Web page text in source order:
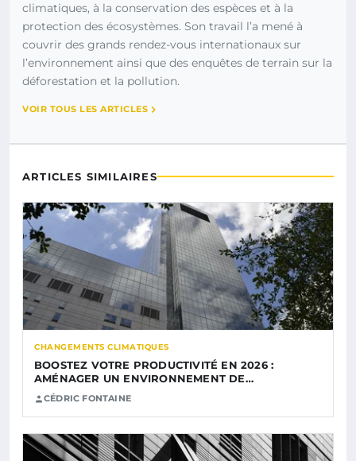
climatiques, à la conservation des espèces et à la
protection des écosystèmes. Son travail l’a mené à
couvrir des grands rendez-vous internationaux sur
l’environnement ainsi que des enquêtes de terrain sur la
déforestation et la pollution.
VOIR TOUS LES ARTICLES
ARTICLES SIMILAIRES
CHANGEMENTS CLIMATIQUES
BOOSTEZ VOTRE PRODUCTIVITÉ EN 2026 :
AMÉNAGER UN ENVIRONNEMENT DE…
CÉDRIC FONTAINE